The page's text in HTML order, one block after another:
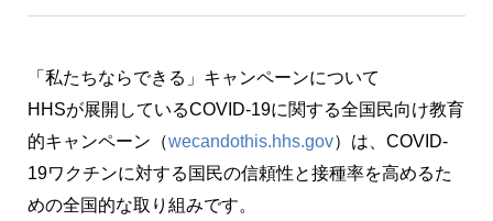
「私たちならできる」キャンペーンについて
HHSが展開しているCOVID-19に関する全国民向け教育
的キャンペーン（wecandothis.hhs.gov）は、COVID-
19ワクチンに対する国民の信頼性と接種率を高めるた
めの全国的な取り組みです。